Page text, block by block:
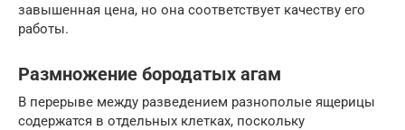
завышенная цена, но она соответствует качеству его
работы.
Размножение бородатых агам
В перерыве между разведением разнополые ящерицы
содержатся в отдельных клетках, поскольку